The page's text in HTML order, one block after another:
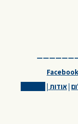
Facebook
|אודות |